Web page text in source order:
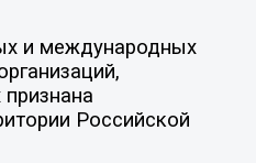
и международных
Российской